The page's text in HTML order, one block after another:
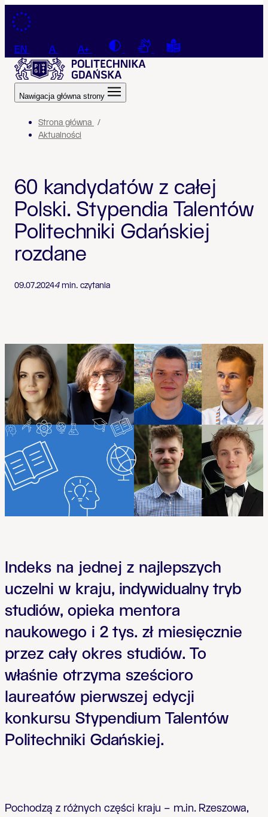
Przejdź do treści
EN A A+ Contrast Connection with a sign
Tekst łatwy do
Nawigacja główna strony
Strona główna
Aktualności
60 kandydatów z całej
Polski. Stypendia Talentów
Politechniki Gdańskiej
rozdane
09.07.20244min. czytania
Indeks na jednej z najlepszych
uczelni w kraju, indywidualny tryb
studiów, opieka mentora
naukowego i 2 tys. zł miesięcznie
przez cały okres studiów. To
właśnie otrzyma sześcioro
laureatów pierwszej edycji
konkursu Stypendium Talentów
Politechniki Gdańskiej.
Pochodzą z różnych części kraju – m.in. Rzeszowa,